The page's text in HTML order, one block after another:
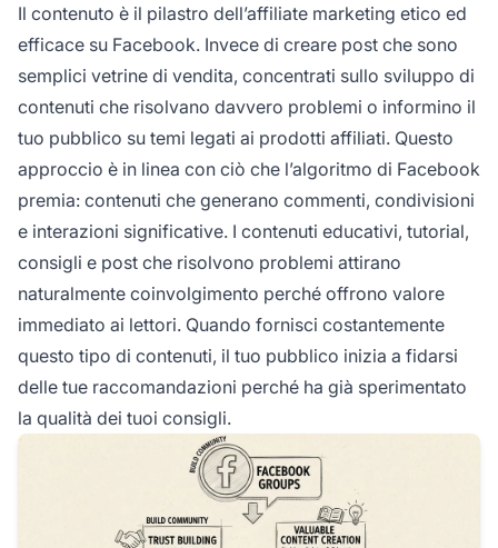
Il contenuto è il pilastro dell’affiliate marketing etico ed
efficace su Facebook. Invece di creare post che sono
semplici vetrine di vendita, concentrati sullo sviluppo di
contenuti che risolvano davvero problemi o informino il
tuo pubblico su temi legati ai prodotti affiliati. Questo
approccio è in linea con ciò che l’algoritmo di Facebook
premia: contenuti che generano commenti, condivisioni
e interazioni significative. I contenuti educativi, tutorial,
consigli e post che risolvono problemi attirano
naturalmente coinvolgimento perché offrono valore
immediato ai lettori. Quando fornisci costantemente
questo tipo di contenuti, il tuo pubblico inizia a fidarsi
delle tue raccomandazioni perché ha già sperimentato
la qualità dei tuoi consigli.